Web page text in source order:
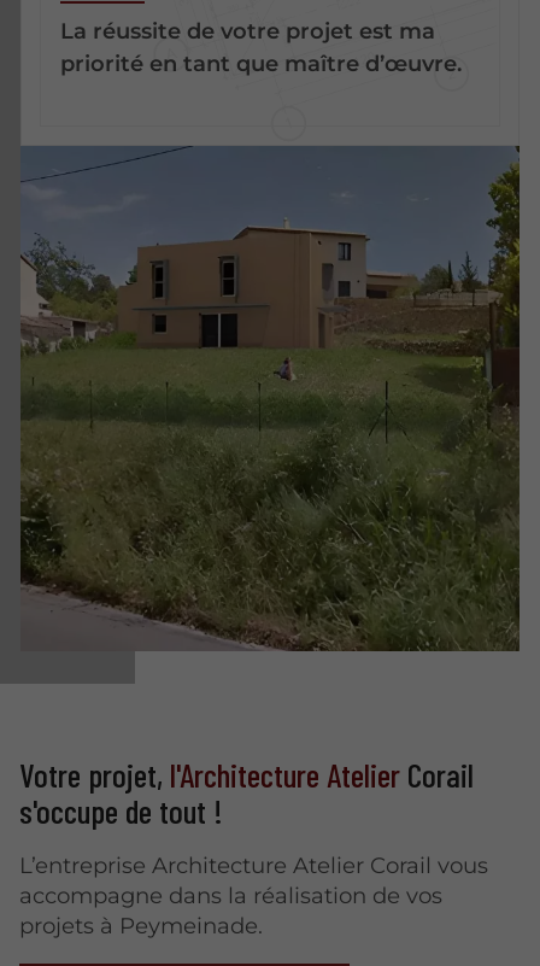
La réussite de votre projet est ma
priorité en tant que maître d’œuvre.
Votre projet, l'Architecture Atelier Corail
s'occupe de tout !
L’entreprise Architecture Atelier Corail vous
accompagne dans la réalisation de vos
projets à Peymeinade.